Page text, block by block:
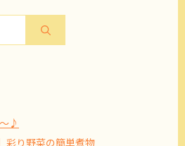
♪
彩り野菜の簡単煮物